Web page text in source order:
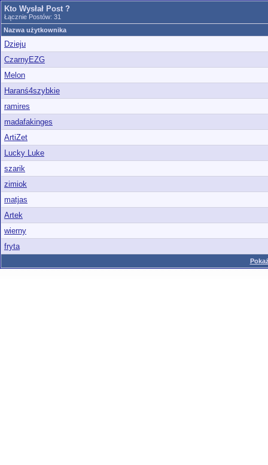
Kto Wysłał Post ?
Łącznie Postów: 31
Nazwa użytkownika
Dzieju
CzarnyEZG
Melon
Haranś4szybkie
ramires
madafakinges
ArtiZet
Lucky Luke
szarik
zimiok
matjas
Artek
wierny
fryta